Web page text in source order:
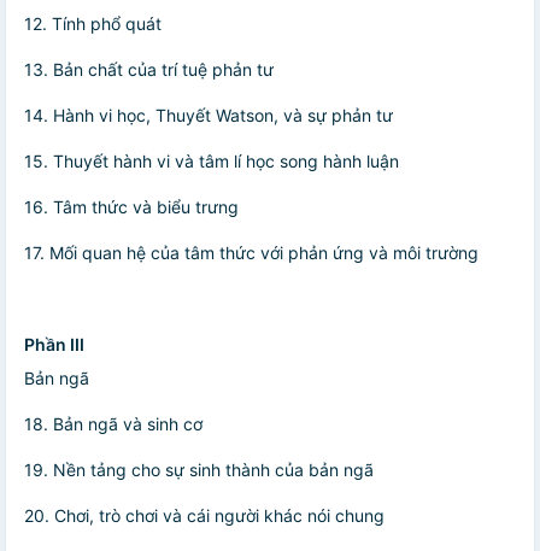
12. Tính phổ quát
13. Bản chất của trí tuệ phản tư
14. Hành vi học, Thuyết Watson, và sự phản tư
15. Thuyết hành vi và tâm lí học song hành luận
16. Tâm thức và biểu trưng
17. Mối quan hệ của tâm thức với phản ứng và môi trường
Phần III
Bản ngã
18. Bản ngã và sinh cơ
19. Nền tảng cho sự sinh thành của bản ngã
20. Chơi, trò chơi và cái người khác nói chung